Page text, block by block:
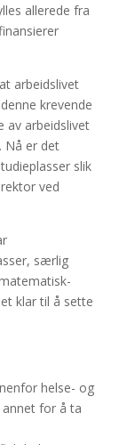
allerede fra
arbeidslivet
krevende
av arbeidslivet
Nå er det
slik
ved
særlig
klar til å sette
helse- og
for å ta